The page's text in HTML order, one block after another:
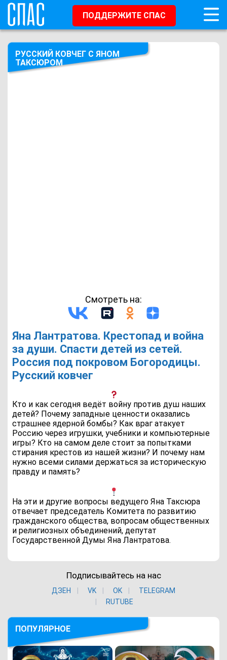
ПОДДЕРЖИТЕ СПАС
РУССКИЙ КОВЧЕГ С ЯНОМ
ТАКСЮРОМ
Смотреть на:
Яна Лантратова. Крестопад и война
за души. Спасти детей из сетей.
Россия под покровом Богородицы.
Русский ковчег
Кто и как сегодня ведёт войну против душ наших
детей? Почему западные ценности оказались
страшнее ядерной бомбы? Как враг атакует
Россию через игрушки, учебники и компьютерные
игры? Кто на самом деле стоит за попытками
стирания крестов из нашей жизни? И почему нам
нужно всеми силами держаться за историческую
правду и память?
На эти и другие вопросы ведущего Яна Таксюра
отвечает председатель Комитета по развитию
гражданского общества, вопросам общественных
и религиозных объединений, депутат
Государственной Думы Яна Лантратова.
Подписывайтесь на нас
ДЗЕН VK ОK
TELEGRAM
RUTUBE
ПОПУЛЯРНОЕ